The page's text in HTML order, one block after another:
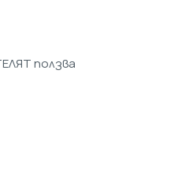
ползва